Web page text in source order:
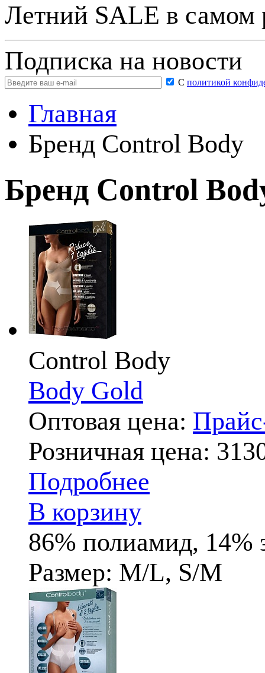
Летний SALE в самом
Подписка на новости
С политикой
Главная
Бренд Control Body
Бренд Control
Control Body
Body Gold
Оптовая цена:
Розничная цена:
Подробнее
В корзину
86% полиамид, 14%
Размер: M/L, S/M